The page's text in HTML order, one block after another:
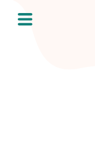
content